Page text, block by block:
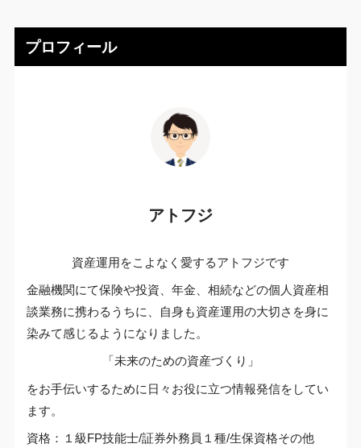
プロフィール
アトフジ
資産運用をこよなく愛するアトフジです
金融機関にて保険や投資、年金、相続などの個人資産相
談業務に携わるうちに、自身も資産運用の大切さを身に
染みて感じるようになりました。
「未来のための資産づくり」
をお手伝いするために日々お役に立つ情報発信をしてい
ます。
資格：１級FP技能士/証券外務員１種/生保資格その他